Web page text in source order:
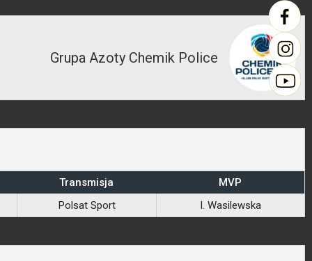
Grupa Azoty Chemik Police
Transmisja
MVP
Polsat Sport
I. Wasilewska